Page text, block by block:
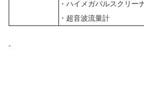
・ハイメガパルスクリー
・超音波流量計